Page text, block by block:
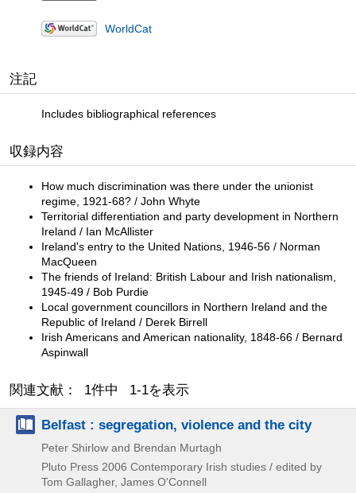
WorldCat
注記
Includes bibliographical references
収録内容
How much discrimination was there under the unionist
regime, 1921-68? / John Whyte
Territorial differentiation and party development in Northern
Ireland / Ian McAllister
Ireland's entry to the United Nations, 1946-56 / Norman
MacQueen
The friends of Ireland: British Labour and Irish nationalism,
1945-49 / Bob Purdie
Local government councillors in Northern Ireland and the
Republic of Ireland / Derek Birrell
Irish Americans and American nationality, 1848-66 / Bernard
Aspinwall
関連文献： 1件中 1-1を表示
Belfast : segregation, violence and the city
Peter Shirlow and Brendan Murtagh
Pluto Press 2006 Contemporary Irish studies / edited by
Tom Gallagher, James O'Connell